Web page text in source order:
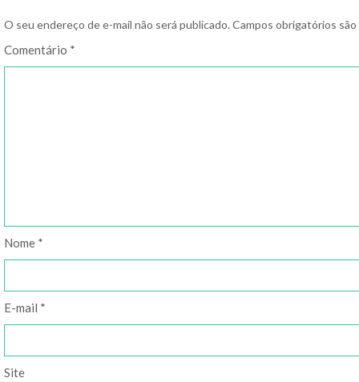
O seu endereço de e-mail não será publicado. Campos obrigatórios
Comentário *
Nome *
E-mail *
Site